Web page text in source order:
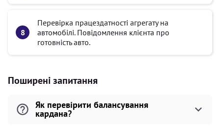
Перевірка працездатності агрегату на
автомобілі. Повідомлення клієнта про
готовність авто.
Поширені запитання
Як перевірити балансування
кардана?